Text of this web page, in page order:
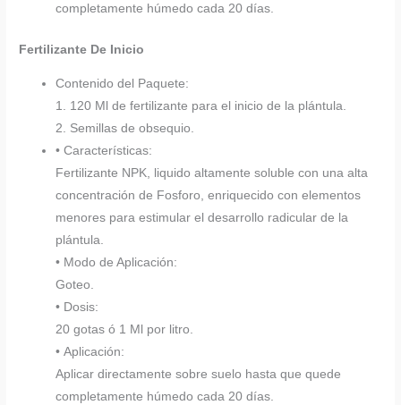
completamente húmedo cada 20 días.
Fertilizante De Inicio
Contenido del Paquete:
1. 120 Ml de fertilizante para el inicio de la plántula.
2. Semillas de obsequio.
• Características:
Fertilizante NPK, liquido altamente soluble con una alta
concentración de Fosforo, enriquecido con elementos
menores para estimular el desarrollo radicular de la
plántula.
• Modo de Aplicación:
Goteo.
• Dosis:
20 gotas ó 1 Ml por litro.
• Aplicación:
Aplicar directamente sobre suelo hasta que quede
completamente húmedo cada 20 días.